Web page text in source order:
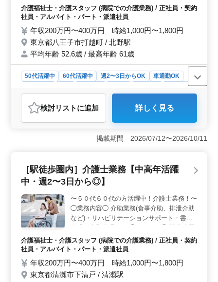
がいのある業務が用意されています。
ら◎ 是非ご応募お待ちしております！
介護福祉士・介護スタッフ (病院での介護業務) / 正社員・契約
社員・アルバイト・パート・派遣社員
年収200万円〜400万円 時給1,000円〜1,800円
東京都八王子市打越町 / 北野駅
平均年齢 52.6歳 / 最高年齢 61歳
50代活躍中 60代活躍中 週2〜3日からOK
車通勤OK
派遣社員
介護福祉士・介護スタッフ
おすすめポイント
＜経験・資格＞ ヘルパー2級以上の資格と介護経験1年
以上が必要です。経験豊富な中高年層が多く活躍してお
り、その経験を活かして安定したキャリアを築くことが
り、プライベートとの両立がしやすい環境です。週2〜3
日からの勤務も歓迎しており、柔軟な働き方が可能で
心して働くことができます。 ＜福利厚生＞ 雇用・
労災・健康・厚生の福利厚生が整っており、社員の安心
と安全をサポートしています。年間休日124日や充実した
保険制度など働く方の健康面からもサポートしていま
す。
検討リスト に追加 詳しく見る
掲載期間 2026/07/12〜2026/10/11
［駅徒歩圏内］介護士業務【中高年活躍
中・週2〜3日から◎】
〜５０代６０代の方活躍中！介護士業務！〜
◯業務内容◯ 介助業務(食事介助、排泄介助
など)・リハビリテーションサポート・書類
内 週2〜3日から◎ 是非ご応募お待ちしてお
ります！
介護福祉士・介護スタッフ (病院での介護業務) / 正社員・契約
社員・アルバイト・パート・派遣社員
年収200万円〜400万円 時給1,000円〜1,800円
東京都清瀬市下清戸 / 清瀬駅